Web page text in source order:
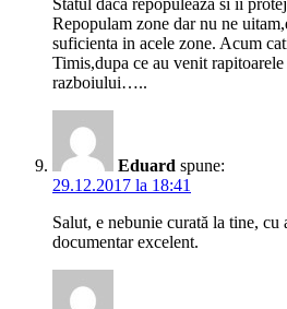
Statul daca repopuleaza si îi
Repopulam zone dar nu ne
suficienta in acele zone. Acum
Timis,dupa ce au venit
razboiului…..
Eduard spune:
29.12.2017 la 18:41
Salut, e nebunie curată la tine, cu
documentar excelent.